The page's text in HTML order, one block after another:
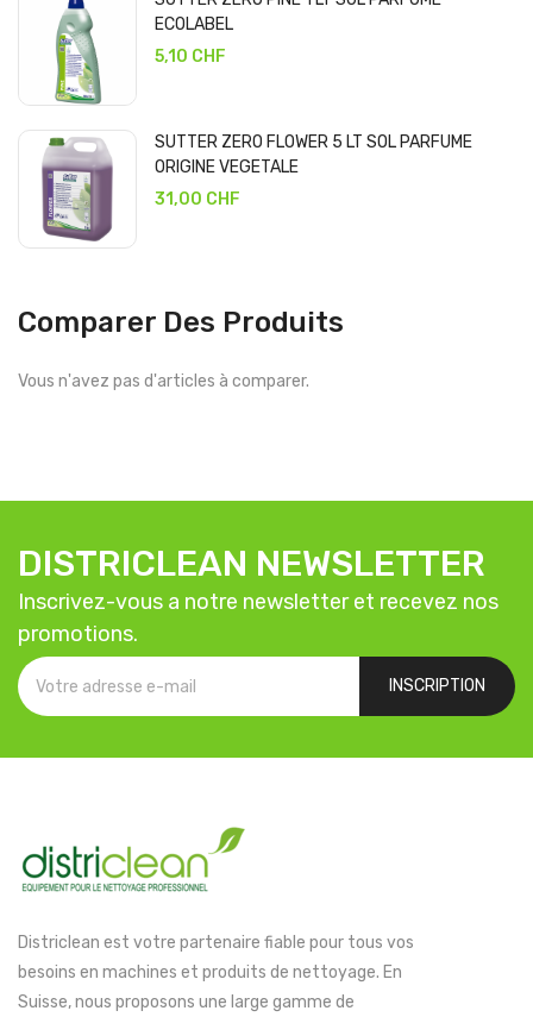
ECOLABEL
5,10 CHF
SUTTER ZERO FLOWER 5 LT SOL PARFUME
ORIGINE VEGETALE
31,00 CHF
Comparer Des Produits
Vous n'avez pas d'articles à comparer.
DISTRICLEAN NEWSLETTER
Inscrivez-vous a notre newsletter et recevez nos
promotions.
INSCRIPTION
Districlean est votre partenaire fiable pour tous vos
besoins en machines et produits de nettoyage. En
Suisse, nous proposons une large gamme de